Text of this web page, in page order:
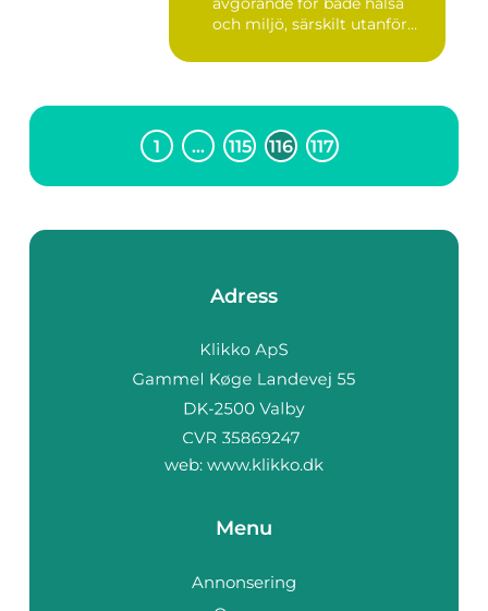
och miljö, särskilt utanför
1 … 115 116 117
Adress
web: www.klikko.dk
Menu
Annonsering